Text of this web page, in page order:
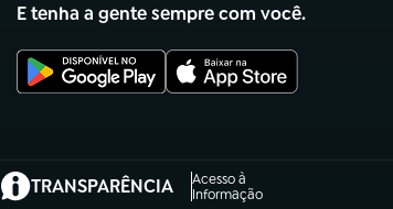
E tenha a gente sempre com você.
TRANSPARÊNCIA
Acesso à
Informação
(abre em nova aba)